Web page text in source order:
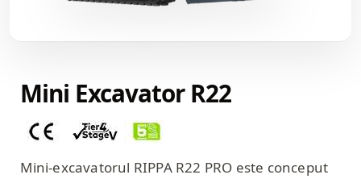
Mini Excavator R22
Mini-excavatorul RIPPA R22 PRO este conceput